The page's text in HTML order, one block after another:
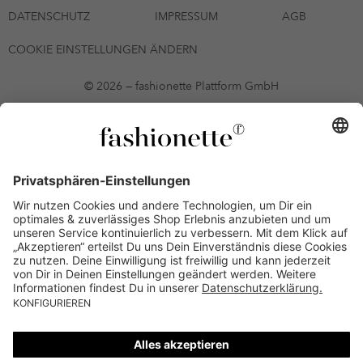
DATENSCHUTZ IMPRESSUM AGB
COOKIE EINSTELLUNGEN ÄNDERN
© 2026 — fashionette Plattform GmbH
*Gutschein bis zum 12.08.2026 mehrmals auf alle Artikel der Seite
fashionette.at/selected-styles anwendbar. Es gelten die in den AGB
Einzelne Marken und Artikel können ausgeschlossen sein. Bonität
vorausgesetzt, alle Preise inkl. MwSt. und ohne Versandkosten. Bei
Ratenkäufen kann die letzte Rate geringfügig abweichen. Die
Anzahl der Raten und die jeweilige Verfügbarkeit von
Zahlungsmethoden kann variieren. Die Prominenten, die
namentlich genannt oder dargestellt werden, haben keine der auf
der Website angebotenen Artikel anerkannt, empfohlen oder
befürwortet. Lieferungen sind nur an Lieferadressen in Österreich